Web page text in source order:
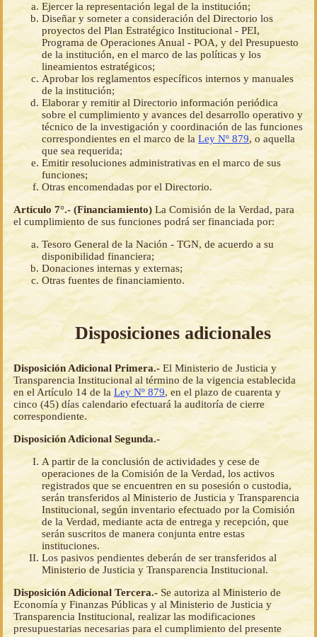
Ejercer la representación legal de la institución;
Diseñar y someter a consideración del Directorio los
proyectos del Plan Estratégico Institucional - PEI,
Programa de Operaciones Anual - POA, y del Presupuesto
de la institución, en el marco de las políticas y los
lineamientos estratégicos;
Aprobar los reglamentos específicos internos y manuales
de la institución;
Elaborar y remitir al Directorio información periódica
sobre el cumplimiento y avances del desarrollo operativo y
técnico de la investigación y coordinación de las funciones
correspondientes en el marco de laLey Nº 879, o aquella
que sea requerida;
Emitir resoluciones administrativas en el marco de sus
funciones;
Otras encomendadas por el Directorio.
Artículo 7°.- (Financiamiento) La Comisión de la Verdad, para
el cumplimiento de sus funciones podrá ser financiada por:
Tesoro General de la Nación - TGN, de acuerdo a su
disponibilidad financiera;
Donaciones internas y externas;
Otras fuentes de financiamiento.
Disposiciones adicionales
Disposición Adicional Primera.- El Ministerio de Justicia y
Transparencia Institucional al término de la vigencia establecida
en el Artículo 14 de la Ley Nº 879, en el plazo de cuarenta y
cinco (45) días calendario efectuará la auditoría de cierre
correspondiente.
Disposición Adicional Segunda.-
A partir de la conclusión de actividades y cese de
operaciones de la Comisión de la Verdad, los activos
registrados que se encuentren en su posesión o custodia,
serán transferidos al Ministerio de Justicia y Transparencia
Institucional, según inventario efectuado por la Comisión
de la Verdad, mediante acta de entrega y recepción, que
serán suscritos de manera conjunta entre estas
instituciones.
Los pasivos pendientes deberán de ser transferidos al
Ministerio de Justicia y Transparencia Institucional.
Disposición Adicional Tercera.-Se autoriza al Ministerio de
Economía y Finanzas Públicas y al Ministerio de Justicia y
Transparencia Institucional, realizar las modificaciones
presupuestarias necesarias para el cumplimiento del presente